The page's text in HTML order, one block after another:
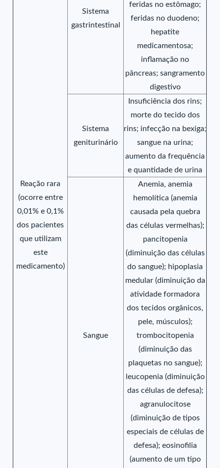
Reação rara
(ocorre entre
0,01% e 0,1%
dos pacientes
que utilizam
este
medicamento)
Sistema
gastrintestinal
feridas no estômago;
feridas no duodeno;
hepatite
medicamentosa;
inflamação no
pâncreas; sangramento
digestivo
Sistema
geniturinário
Insuficiência dos rins;
morte do tecido dos
rins; infecção na bexiga;
sangue na urina;
aumento da frequência
e quantidade de urina
Sangue
Anemia, anemia
hemolítica (anemia
causada pela quebra
das células vermelhas);
pancitopenia
(diminuição das células
do sangue); hipoplasia
medular (diminuição da
atividade formadora
dos tecidos orgânicos,
pele, músculos);
trombocitopenia
(diminuição das
plaquetas no sangue);
leucopenia (diminuição
das células de defesa);
agranulocitose
(diminuição de tipos
especiais de células de
defesa); eosinofilia
(aumento de um tipo